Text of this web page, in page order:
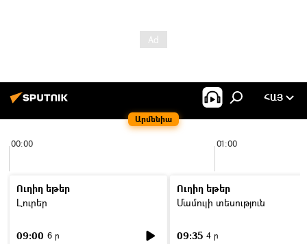
Արմենիա
ՀԱՅ
00:00 01:00
Ուղիղ եթեր
Լուրեր
09:00 6 ր
Ուղիղ եթեր
Մամուլի տեսություն
09:35 4 ր